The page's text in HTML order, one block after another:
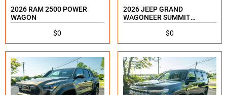
2026 RAM 2500 POWER
WAGON
$0
2026 JEEP GRAND
WAGONEER SUMMIT
RESERVE
$0